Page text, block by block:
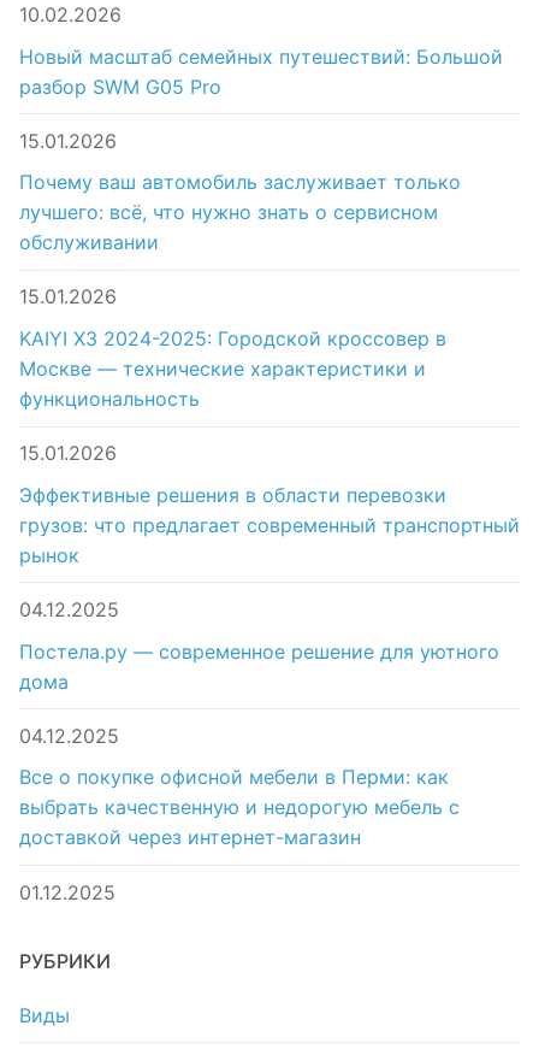
10.02.2026
Новый масштаб семейных путешествий: Большой
разбор SWM G05 Pro
15.01.2026
Почему ваш автомобиль заслуживает только
лучшего: всё, что нужно знать о сервисном
обслуживании
15.01.2026
KAIYI X3 2024-2025: Городской кроссовер в
Москве — технические характеристики и
функциональность
15.01.2026
Эффективные решения в области перевозки
грузов: что предлагает современный транспортный
рынок
04.12.2025
Постела.ру — современное решение для уютного
дома
04.12.2025
Все о покупке офисной мебели в Перми: как
выбрать качественную и недорогую мебель с
доставкой через интернет-магазин
01.12.2025
РУБРИКИ
Виды